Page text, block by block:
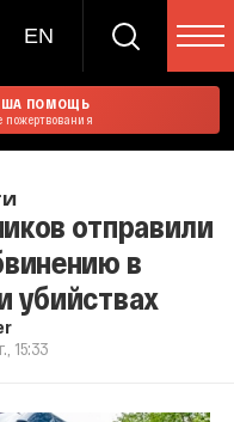
EN
ПОМОЩЬ
пожертвования
отправили
в
убийствах
15:33